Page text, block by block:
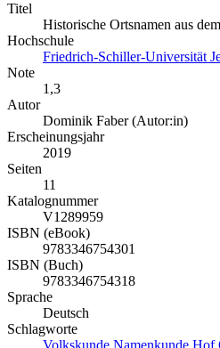
Titel
Historische Ortsnamen aus
Hochschule
Friedrich-Schiller-Universität
Note
1,3
Autor
Dominik Faber (Autor:in)
Erscheinungsjahr
2019
Seiten
11
Katalognummer
V1289959
ISBN (eBook)
9783346754301
ISBN (Buch)
9783346754318
Sprache
Deutsch
Schlagworte